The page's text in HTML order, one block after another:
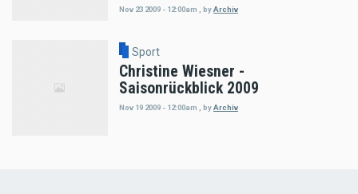
Nov 23 2009 - 12:00am byArchiv
Sport
Christine Wiesner -
Saisonrückblick 2009
Nov 19 2009 - 12:00am byArchiv